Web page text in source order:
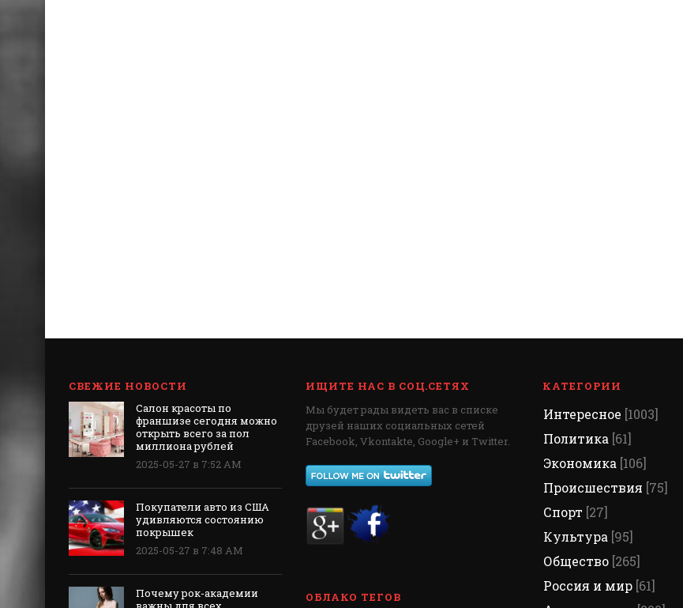
СВЕЖИЕ НОВОСТИ
Салон красоты по
франшизе сегодня можно
открыть всего за пол
миллиона рублей
2025-05-27 в 7:52 AM
Покупатели авто из США
удивляются состоянию
покрышек
2025-05-27 в 7:48 AM
Почему рок-академии
ИЩИТЕ НАС В СОЦ.СЕТЯХ
Мы будет рады видеть вас в списке
друзей наших социальных сетей
Facebook, Vkontakte, Google+ и Twitter.
ОБЛАКО ТЕГОВ
КАТЕГОРИИ
Интересное [1003]
Политика [61]
Экономика [106]
Происшествия [75]
Спорт [27]
Культура [95]
Общество [265]
Россия и мир [61]